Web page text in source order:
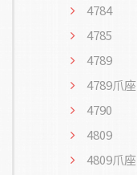
4784
4785
4789
4789爪座
4790
4809
4809爪座